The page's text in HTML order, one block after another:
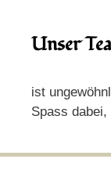
Unser
ist
Spass